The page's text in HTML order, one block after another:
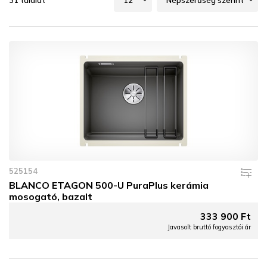
525154
BLANCO ETAGON 500-U PuraPlus kerámia
mosogató, bazalt
333 900 Ft
Javasolt bruttó fogyasztói ár